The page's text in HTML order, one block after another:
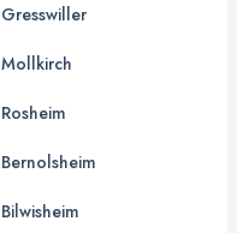
Gresswiller
Mollkirch
Rosheim
Bernolsheim
Bilwisheim